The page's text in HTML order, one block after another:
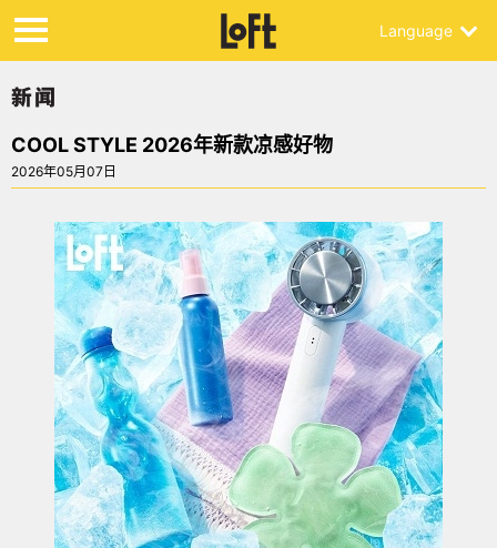
Language
COOL STYLE 2026年新款凉感好物
2026年05月07日